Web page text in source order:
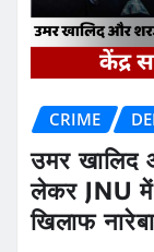
CRIME
उमर खालिद
लेकर JNU में
खिलाफ